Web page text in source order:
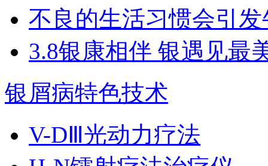
不良的生活习惯会引
3.8银康相伴 银遇见最
银屑病特色技术
V-DⅢ光动力疗法